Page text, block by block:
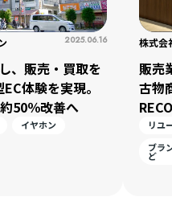
2025.06.16
、販売・買取を
体験を実現。
50％改善へ
イヤホン
株式会
販売
古物
リユ
ブラ
ど